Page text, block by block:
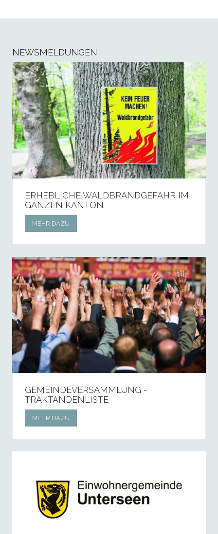
NEWSMELDUNGEN
ERHEBLICHE WALDBRANDGEFAHR IM
GANZEN KANTON
MEHR DAZU
GEMEINDEVERSAMMLUNG -
TRAKTANDENLISTE
MEHR DAZU